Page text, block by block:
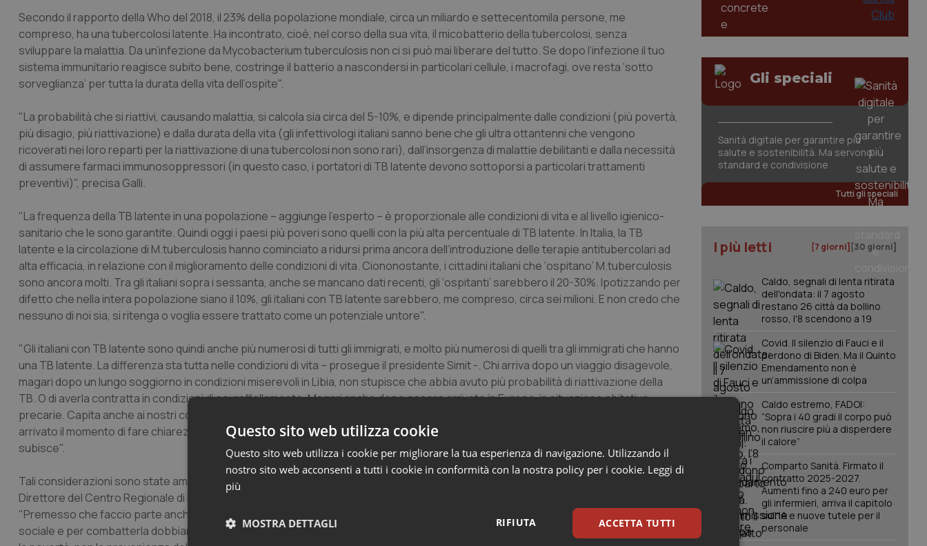
Secondo il rapporto della Who del 2018, il 23% della popolazione mondiale, circa un miliardo e settecentomila persone, me
compreso, ha una tubercolosi latente. Ha incontrato, cioè, nel corso della sua vita, il micobatterio della tubercolosi, senza
sviluppare la malattia. Da un’infezione da Mycobacterium tuberculosis non ci si può mai liberare del tutto. Se dopo l’infezione il tuo
sistema immunitario reagisce subito bene, costringe il batterio a nascondersi in particolari cellule, i macrofagi, ove resta ‘sotto
sorveglianza’ per tutta la durata della vita dell’ospite".
"La probabilità che si riattivi, causando malattia, si calcola sia circa del 5-10%, e dipende principalmente dalle condizioni (più povertà,
più disagio, più riattivazione) e dalla durata della vita (gli infettivologi italiani sanno bene che gli ultra ottantenni che vengono
ricoverati nei loro reparti per la riattivazione di una tubercolosi non sono rari), dall’insorgenza di malattie debilitanti e dalla necessità
di assumere farmaci immunosoppressori (in questo caso, i portatori di TB latente devono sottoporsi a particolari trattamenti
preventivi)", precisa Galli.
"La frequenza della TB latente in una popolazione – aggiunge l'esperto – è proporzionale alle condizioni di vita e al livello igienico-
sanitario che le sono garantite. Quindi oggi i paesi più poveri sono quelli con la più alta percentuale di TB latente. In Italia, la TB
latente e la circolazione di M.tuberculosis hanno cominciato a ridursi prima ancora dell’introduzione delle terapie antitubercolari ad
alta efficacia, in relazione con il miglioramento delle condizioni di vita. Ciononostante, i cittadini italiani che ‘ospitano’ M.tuberculosis
sono ancora molti. Tra gli italiani sopra i sessanta, anche se mancano dati recenti, gli ‘ospitanti’ sarebbero il 20-30%. Ipotizzando per
difetto che nella intera popolazione siano il 10%, gli italiani con TB latente sarebbero, me compreso, circa sei milioni. E non credo che
nessuno di noi sia, si ritenga o voglia essere trattato come un potenziale untore".
"Gli italiani con TB latente sono quindi anche più numerosi di tutti gli immigrati, e molto più numerosi di quelli tra gli immigrati che hanno
una TB latente. La differenza sta tutta nelle condizioni di vita – prosegue il presidente Simit -. Chi arriva dopo un viaggio disagevole,
magari dopo un lungo soggiorno in condizioni miserevoli in Libia, non stupisce che abbia avuto più probabilità di riattivazione della
TB. O di averla contratta in condizioni di sovraffollamento. Magari anche dopo essere arrivato in Europa, in situazione abitative
precarie. Capita anche ai nostri connazionali senza tetto, che rappresentano un gruppo a rischio per la riattivazione della TB. È
arrivato il momento di fare chiarezza, combattendo la malattia, e non le persone. I rischi legati alle condizioni di vita, e non chi li
subisce".
Tali considerazioni sono state ampiamente condivise anche da
, Presidente di Stop TB Italia Onlus, in passato
Direttore del Centro Regionale di Riferimento della tubercolosi della Lombardia e primario della tisiologia dell’ospedale di Sondalo:
"Premesso che faccio parte anch'io (dal 1975) di quei sei milioni di italiani infettati, da sempre sappiamo che la malattia è anche
sociale e per combatterla dobbiamo agire su vari livelli, ivi compreso la cattiva distribuzione delle risorse sul pianeta. Il rischio vero è
Gli speciali
Sanità digitale per garantire più
salute e sostenibilità. Ma servono
standard e condivisione
Tutti gli speciali
I più letti [7 giorni] [30 giorni]
Caldo, segnali di lenta ritirata
dell'ondata: il 7 agosto
restano 26 città da bollino
rosso, l'8 scendono a 19
Covid. Il silenzio di Fauci e il
perdono di Biden. Ma il Quinto
Emendamento non è
un’ammissione di colpa
Caldo estremo, FADOI:
“Sopra i 40 gradi il corpo può
non riuscire più a disperdere
il calore”
Comparto Sanità. Firmato il
contratto 2025-2027.
Aumenti fino a 240 euro per
gli infermieri, arriva il capitolo
sull'IA e nuove tutele per il
personale
Questo sito web utilizza cookie
Questo sito web utilizza i cookie per migliorare la tua esperienza di navigazione. Utilizzando il
nostro sito web acconsenti a tutti i cookie in conformità con la nostra policy per i cookie. Leggi di
più
ACCETTA TUTTI
RIFIUTA
MOSTRA DETTAGLI